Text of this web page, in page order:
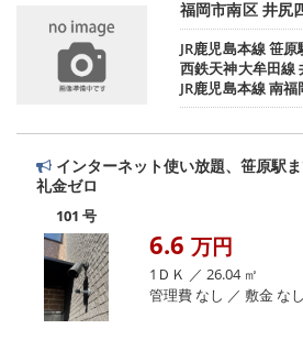
福岡市南区 井尻
JR鹿児島本線笹原
西鉄天神大牟田線
JR鹿児島本線南福
インターネット使い放題、笹原駅
礼金ゼロ
101 号
6.6 万円
1ＤＫ ／ 26.04 ㎡
管理費 なし ／ 敷金 な